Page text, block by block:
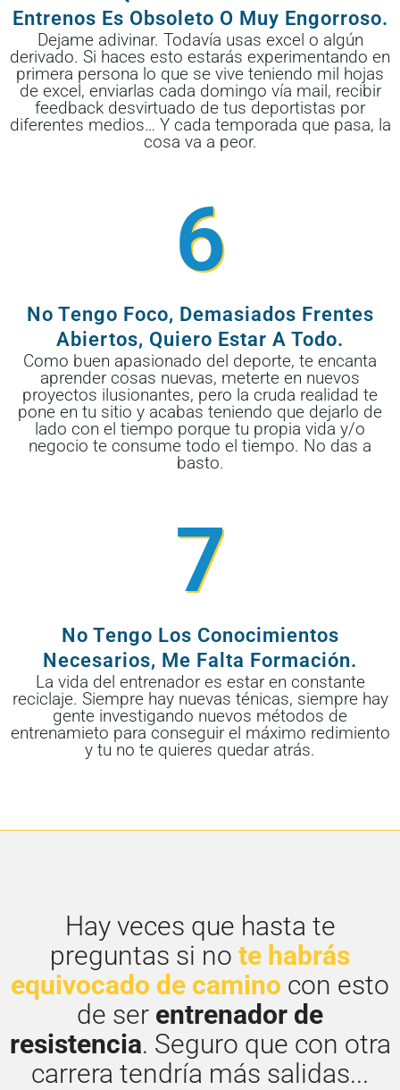
Entrenos Es Obsoleto O Muy Engorroso.
Dejame adivinar. Todavía usas excel o algún
derivado. Si haces esto estarás experimentando en
primera persona lo que se vive teniendo mil hojas
de excel, enviarlas cada domingo vía mail, recibir
feedback desvirtuado de tus deportistas por
diferentes medios… Y cada temporada que pasa, la
cosa va a peor.
6
No Tengo Foco, Demasiados Frentes
Abiertos, Quiero Estar A Todo.
Como buen apasionado del deporte, te encanta
aprender cosas nuevas, meterte en nuevos
proyectos ilusionantes, pero la cruda realidad te
pone en tu sitio y acabas teniendo que dejarlo de
lado con el tiempo porque tu propia vida y/o
negocio te consume todo el tiempo. No das a
basto.
7
No Tengo Los Conocimientos
Necesarios, Me Falta Formación.
La vida del entrenador es estar en constante
reciclaje. Siempre hay nuevas ténicas, siempre hay
gente investigando nuevos métodos de
entrenamieto para conseguir el máximo redimiento
y tu no te quieres quedar atrás.
Hay veces que hasta te
preguntas si no te habrás
equivocado de camino con esto
de ser entrenador de
resistencia. Seguro que con otra
carrera tendría más salidas...